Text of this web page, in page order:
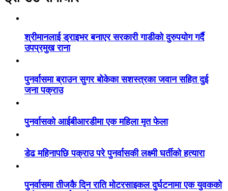
श्रीमानलाई ड्राइभर बनाएर सरकारी गाडीको दुरुपयोग गर्दै
उपप्रमुख राना
पुनर्वासमा ब्राउन सुगर बोकेका सशस्त्रका जवान सहित दुई
जना पक्राउ
पुनर्वासको आईबीआरडीमा एक महिला मृत फेला
डेढ महिनापछि पक्राउ परे पुनर्वासकी लक्ष्मी घर्तीको हत्यारा
पुनर्वासमा तीजकै दिन राति मोटरसाइकल दुर्घटनामा एक युवकको